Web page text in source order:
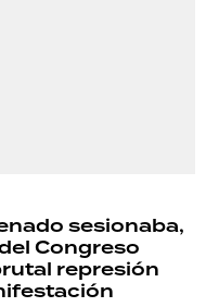
sesionaba,
Congreso
represión